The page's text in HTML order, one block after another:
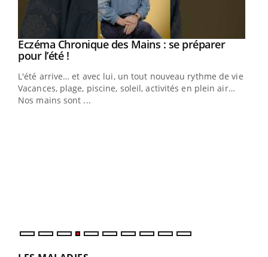
Youtube
Eczéma Chronique des Mains : se préparer
pour l’été !Youtube
L'été arrive… et avec lui, un tout nouveau rythme de vie !
Vacances, plage, piscine, soleil, activités en plein air…
Nos mains sont ...